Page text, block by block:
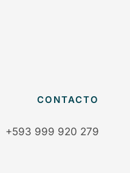
CONTACTO
+593 999 920 279